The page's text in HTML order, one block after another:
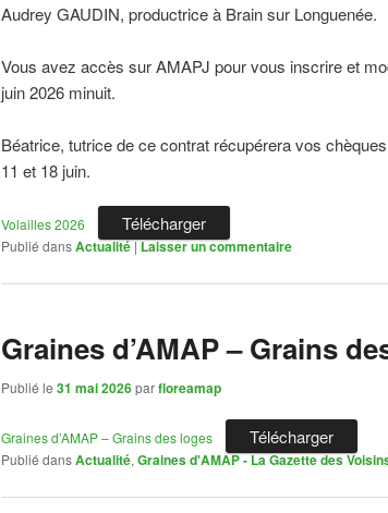
Audrey GAUDIN, productrice à Brain sur Longuenée.
Vous avez accès sur AMAPJ pour vous inscrire et
juin 2026 minuit.
Béatrice, tutrice de ce contrat récupérera vos
11 et 18 juin.
Volailles 2026 Télécharger
Publié dans Actualité|Laisser un commentaire
Graines d’AMAP – Grains
Publié le31 mai 2026 parfloreamap
Graines d’AMAP – Grains des loges Télécharger
Publié dans Actualité,Graines d'AMAP - La Gazette des